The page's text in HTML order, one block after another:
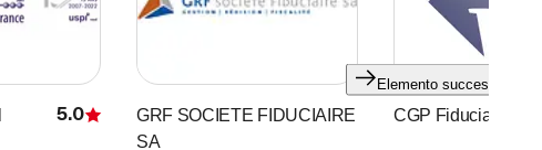
Recensione
5.0
GRF SOCIETE FIDUCIAIRE
SA
CGP Fiduciaire
Elemento successivo